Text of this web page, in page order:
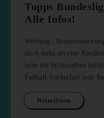
Topps
Alle Infos!
Werbung |
mich mehr als eine
habe ich Stickeralben
Fußball-Stickerheft jede
Weiterlesen